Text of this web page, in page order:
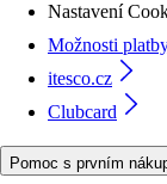
Nastavení
Možnosti
itesco.cz
Clubcard
Pomoc s prvním